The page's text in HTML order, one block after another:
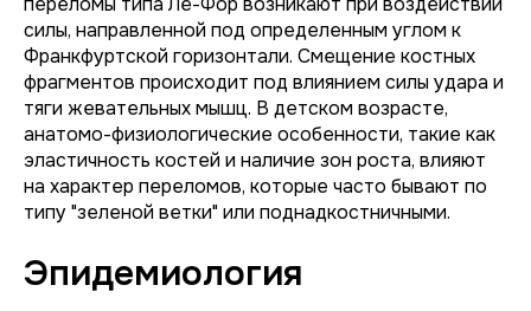
силы, направленной под определенным углом к
Франкфуртской горизонтали. Смещение костных
фрагментов происходит под влиянием силы удара и
тяги жевательных мышц. В детском возрасте,
анатомо-физиологические особенности, такие как
эластичность костей и наличие зон роста, влияют
на характер переломов, которые часто бывают по
типу "зеленой ветки" или поднадкостничными.
Эпидемиология